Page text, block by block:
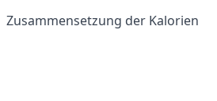
Zusammensetzung der Kalorien